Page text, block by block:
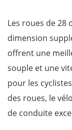
Les roues de 28
dimension
offrent une
souple et une
pour les
des roues, le
de conduite